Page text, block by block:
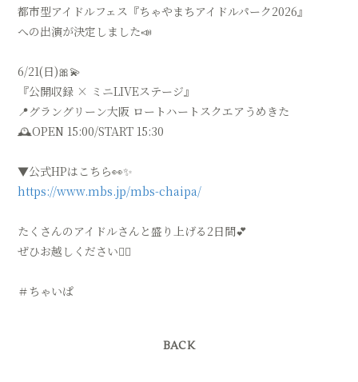
会員登録 ログイン
都市型アイドルフェス『ちゃやまちアイドルパーク2026』
への出演が決定しました📣
6/21(日)🎀💫
『公開収録 × ミニLIVEステージ』
📍グラングリーン大阪 ロートハートスクエアうめきた
🕰️OPEN 15:00/START 15:30
▼公式HPはこちら👀✨
https://www.mbs.jp/mbs-chaipa/
たくさんのアイドルさんと盛り上げる2日間💕
ぜひお越しください🧚‍♀️
＃ちゃいぱ
BACK